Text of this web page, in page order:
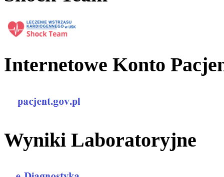
Internetowe Konto
Wyniki Laboratoryjne